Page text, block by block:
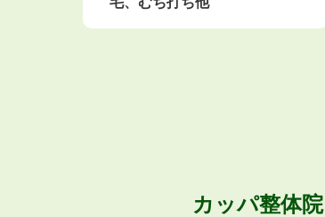
カッパ整体院